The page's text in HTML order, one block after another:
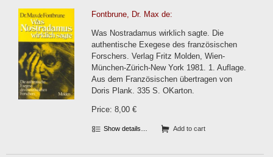
Fontbrune, Dr. Max de:
Was Nostradamus wirklich sagte. Die
authentische Exegese des französischen
Forschers. Verlag Fritz Molden, Wien-
München-Zürich-New York 1981. 1. Auflage.
Aus dem Französischen übertragen von
Doris Plank. 335 S. OKarton.
Price: 8,00 €
Show details… Add to cart